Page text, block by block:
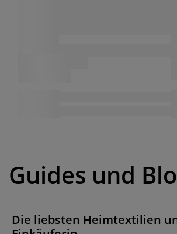
Guides und
Die liebsten Heimtextilien